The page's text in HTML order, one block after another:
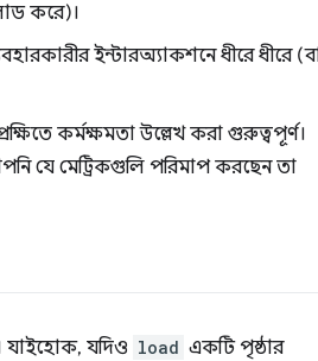
করে)।
ইন্টারঅ্যাকশনে ধীরে ধীরে
কর্মক্ষমতা উল্লেখ করা গুরুত্বপূর্ণ।
যে মেট্রিকগুলি পরিমাপ করছেন তা
যাইহোক, যদিও load একটি পৃষ্ঠার